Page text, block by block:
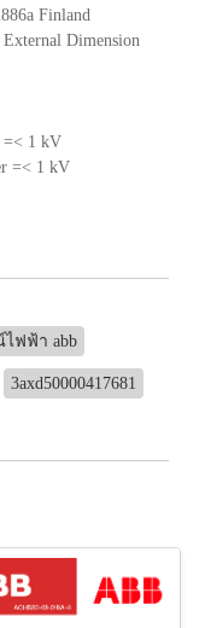
Finland
Dimension
=< 1 kV
=< 1 kV
ฟฟ้า abb
3axd50000417681